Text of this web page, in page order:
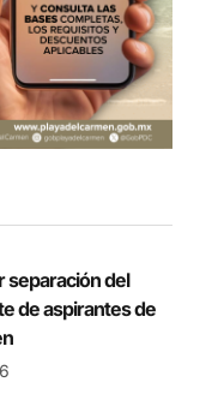
separación del
de aspirantes de